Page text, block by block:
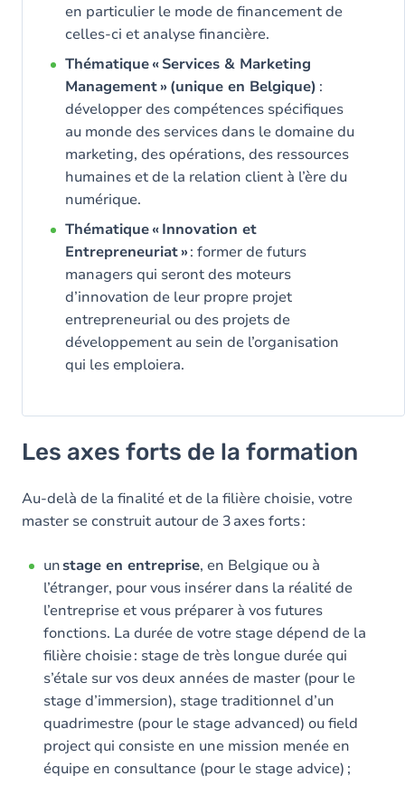
en particulier le mode de financement de
celles-ci et analyse financière.
Thématique « Services & Marketing
Management » (unique en Belgique) :
développer des compétences spécifiques
au monde des services dans le domaine du
marketing, des opérations, des ressources
humaines et de la relation client à l’ère du
numérique.
Thématique « Innovation et
Entrepreneuriat »: former de futurs
managers qui seront des moteurs
d’innovation de leur propre projet
entrepreneurial ou des projets de
développement au sein de l’organisation
qui les emploiera.
Les axes forts de la formation
Au-delà de la finalité et de la filière choisie, votre
master se construit autour de 3 axes forts :
unstage en entreprise, en Belgique ou à
l’étranger, pour vous insérer dans la réalité de
l’entreprise et vous préparer à vos futures
fonctions. La durée de votre stage dépend de la
filière choisie : stage de très longue durée qui
s’étale sur vos deux années de master (pour le
stage d’immersion), stage traditionnel d’un
quadrimestre (pour le stage advanced) ou field
project qui consiste en une mission menée en
équipe en consultance (pour le stage advice) ;